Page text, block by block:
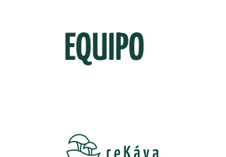
EQUIPO